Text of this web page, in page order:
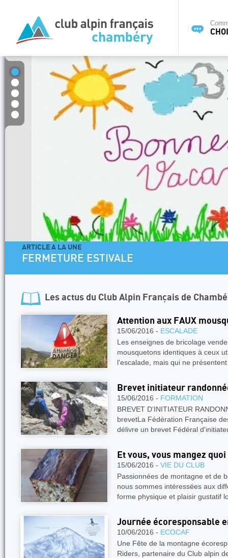
ARTICLE A LA UNE
FERMETURE ESTIVALE
Les actus du Club Alpin Français de
Attention aux FAUX
15/06/2016 - ESCALADE
Les enseignes de bricolage
mousquetons identiques à ceux
l'escalade, mais qui ne
Brevet initiateur
15/06/2016 - FORMATION
BREVET D’INITIATEUR
brevetLa Fédération Française
délivre un brevet Fédéral
Et vous, vous mangez
15/06/2016 - VIE DU CLUB
Passionnées de montagne et de
nous sommes intéressées aux
forme physique et plaisir gustatif
Journée écoresponsable
10/06/2016 - ECOCAF
Une Fête de la montagne
Riders, partenaire du Club alpin